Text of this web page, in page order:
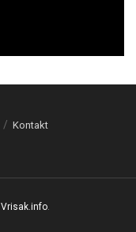
Kontakt
Vrisak.info.